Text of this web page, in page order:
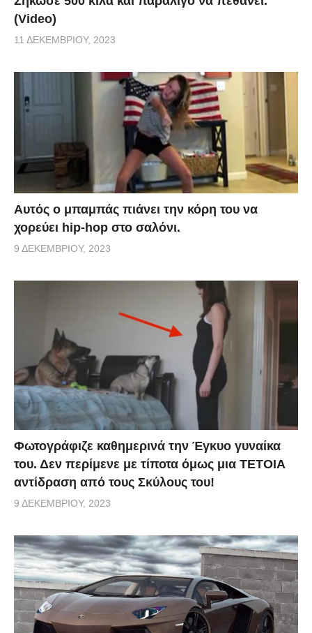
(Video)
11 ΔΕΚΕΜΒΡΊΟΥ, 2023
Αυτός ο μπαμπάς πιάνει την κόρη του να
χορεύει hip-hop στο σαλόνι.
9 ΔΕΚΕΜΒΡΊΟΥ, 2023
Φωτογράφιζε καθημερινά την Έγκυο γυναίκα
του. Δεν περίμενε με τίποτα όμως μια ΤΕΤΟΙΑ
αντίδραση από τους Σκύλους του!
9 ΔΕΚΕΜΒΡΊΟΥ, 2023